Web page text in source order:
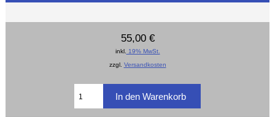
55,00 €
inkl. 19% MwSt.
zzgl. Versandkosten